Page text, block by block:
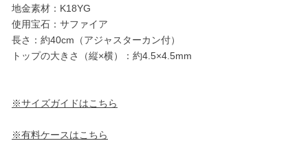
地金素材：K18YG
使用宝石：サファイア
長さ：約40cm（アジャスターカン付）
トップの大きさ（縦×横）：約4.5×4.5mm
※サイズガイドはこちら
※有料ケースはこちら